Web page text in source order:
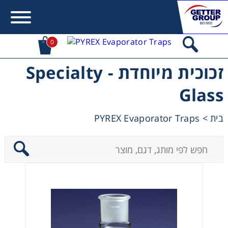
0
זכוכית מיוחדת - Specialty
Glass
בית>
PYREX Evaporator Traps
Error:Contact form not found.
Concentration